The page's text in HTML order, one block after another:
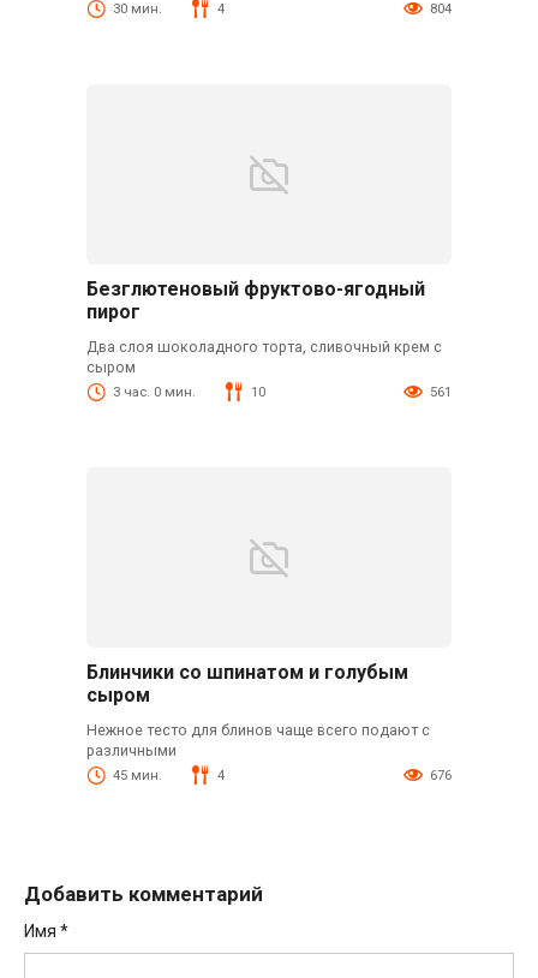
30 мин. 4 804
Безглютеновый фруктово-ягодный
пирог
Два слоя шоколадного торта, сливочный крем с
сыром
3 час. 0 мин. 10 561
Блинчики со шпинатом и голубым
сыром
Нежное тесто для блинов чаще всего подают с
различными
45 мин. 4 676
Добавить комментарий
Имя *